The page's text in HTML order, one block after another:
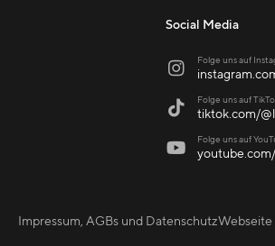
Social Media
 Folge uns auf
 Folge uns auf
tiktok.com/
 Folge uns auf
Impressum, AGBs und DatenschutzWebseite